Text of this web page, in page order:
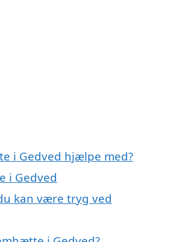
i Gedved hjælpe med?
i Gedved
kan være tryg ved